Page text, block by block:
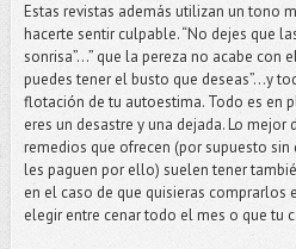
Estas revistas además utilizan un tono
hacerte sentir culpable. “No dejes que
sonrisa”…” que la pereza no acabe con
puedes tener el busto que deseas”…y
flotación de tu autoestima. Todo es en
eres un desastre y una dejada. Lo
remedios que ofrecen (por supuesto
les paguen por ello) suelen tener
en el caso de que quisieras comprarlos
elegir entre cenar todo el mes o que tu